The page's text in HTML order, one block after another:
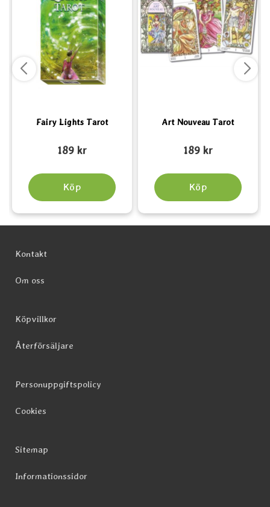
Fairy Lights Tarot
Art. nr 3781189 kr
Köp
Art Nouveau Tarot
Art. nr 2291189 kr
Köp
Kontakt
Om oss
Köpvillkor
Återförsäljare
Personuppgiftspolicy
Cookies
Sitemap
Informationssidor